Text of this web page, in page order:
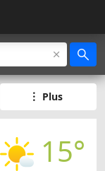
Plus
15°